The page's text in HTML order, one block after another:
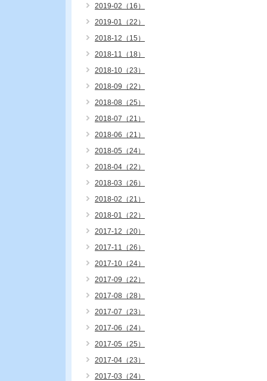
2019-02（16）
2019-01（22）
2018-12（15）
2018-11（18）
2018-10（23）
2018-09（22）
2018-08（25）
2018-07（21）
2018-06（21）
2018-05（24）
2018-04（22）
2018-03（26）
2018-02（21）
2018-01（22）
2017-12（20）
2017-11（26）
2017-10（24）
2017-09（22）
2017-08（28）
2017-07（23）
2017-06（24）
2017-05（25）
2017-04（23）
2017-03（24）